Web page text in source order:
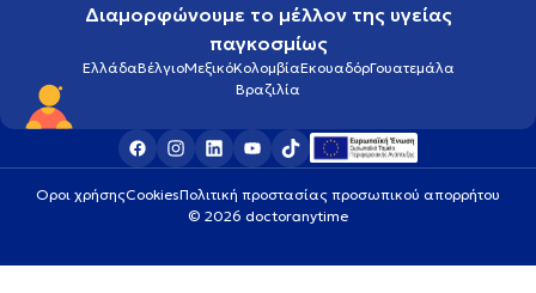
Διαμορφώνουμε το μέλλον της υγείας
παγκοσμίως
ΕλλάδαΒέλγιοΜεξικόΚολομβίαΕκουαδόρΓουατεμάλα
Βραζιλία
Οροι χρήσηςCookiesΠολιτική προστασίας προσωπικού απορρήτου
© 2026 doctoranytime